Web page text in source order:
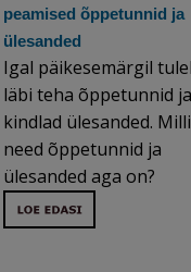
peamised õppetunnid ja
ülesanded
Igal päikesemärgil
läbi teha õppetunnid
kindlad ülesanded.
need õppetunnid ja
ülesanded aga on?